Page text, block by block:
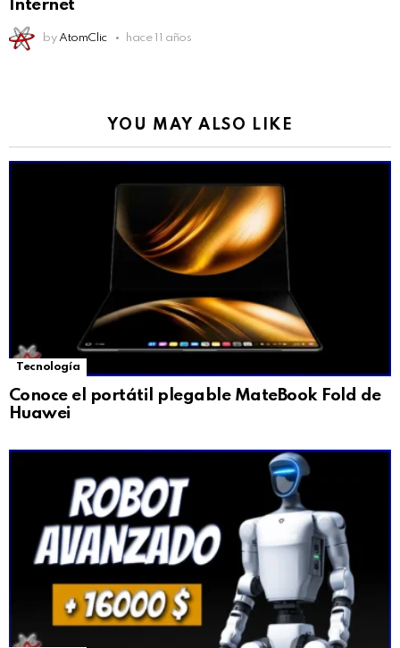
Internet
by AtomClic hace 11 años
YOU MAY ALSO LIKE
Tecnología
Conoce el portátil plegable MateBook Fold de
Huawei